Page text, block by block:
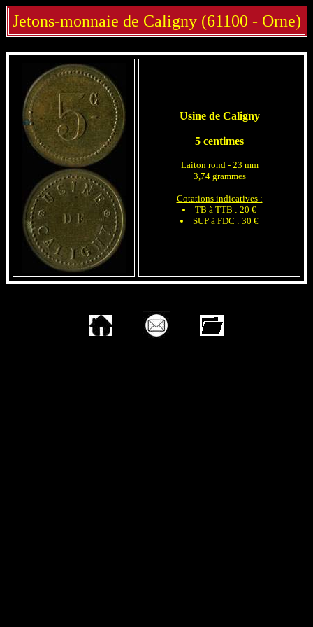
Jetons-monnaie de Caligny (61100 - Orne)
Usine de Caligny
5 centimes
Laiton rond - 23 mm
3,74 grammes
Cotations indicatives :
TB à TTB : 20 €
SUP à FDC : 30 €